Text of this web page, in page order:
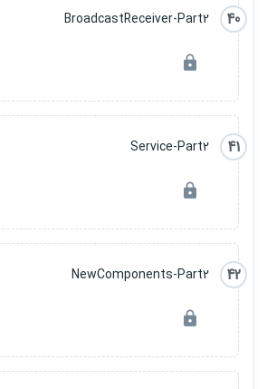
40
BroadcastReceiver-Part2
41
Service-Part2
42
NewComponents-Part2